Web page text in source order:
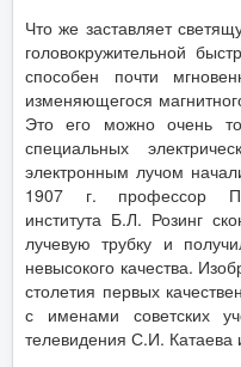
Что же заставляет
головокружительной
способен почти
изменяющегося
Это его можно очень
специальных
электронным лучом
1907 г. профессор
института Б.Л. Розинг
лучевую трубку и
невысокого качества.
столетия первых
с именами советских
телевидения С.И.